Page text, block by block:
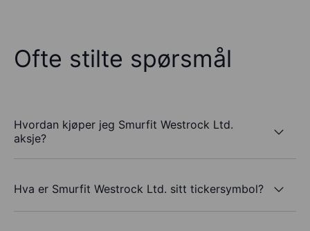
Ofte stilte spørsmål
Hvordan kjøper jeg Smurfit Westrock Ltd.
aksje?
Hva er Smurfit Westrock Ltd. sitt tickersymbol?